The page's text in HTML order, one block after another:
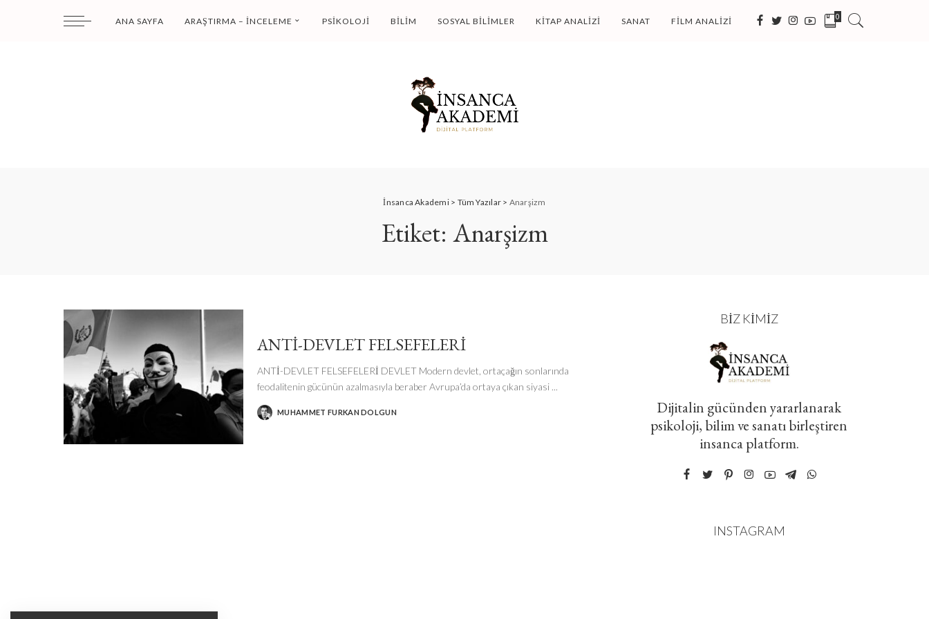
ANA SAYFA ARAŞTIRMA – İNCELEME PSIKOLOJI BILIM SOSYAL BILIMLER KITAP ANALIZI SANAT FILM ANALIZI 0
İnsanca Akademi> Tüm Yazılar > Anarşizm
Etiket: Anarşizm
ANTİ-DEVLET FELSEFELERİ
ANTİ-DEVLET FELSEFELERİ DEVLET Modern devlet, ortaçağın sonlarında
feodalitenin gücünün azalmasıyla beraber Avrupa’da ortaya çıkan siyasi ...
POSTED
BY
MUHAMMET FURKAN DOLGUN
BIZ KIMIZ
Dijitalin gücünden yararlanarak
psikoloji, bilim ve sanatı birleştiren
insanca platform.
INSTAGRAM